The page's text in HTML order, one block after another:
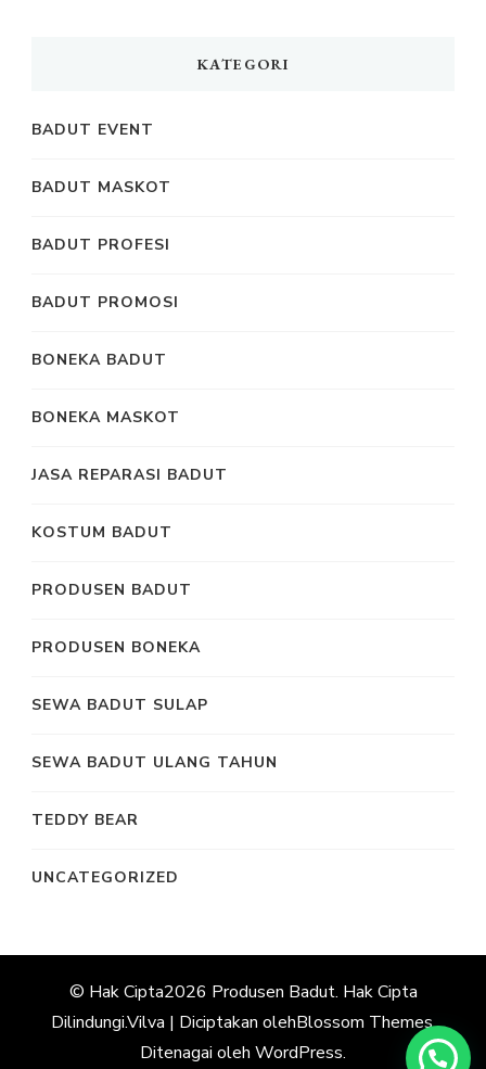
KATEGORI
BADUT EVENT
BADUT MASKOT
BADUT PROFESI
BADUT PROMOSI
BONEKA BADUT
BONEKA MASKOT
JASA REPARASI BADUT
KOSTUM BADUT
PRODUSEN BADUT
PRODUSEN BONEKA
SEWA BADUT SULAP
SEWA BADUT ULANG TAHUN
TEDDY BEAR
UNCATEGORIZED
© Hak Cipta2026 Produsen Badut. Hak Cipta
Dilindungi.Vilva | Diciptakan olehBlossom Themes.
Ditenagai oleh WordPress.